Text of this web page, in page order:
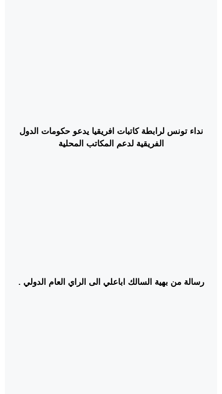
نداء تونس لرابطة كاتبات افريقيا يدعو حكومات الدول
الفريقية لدعم المكاتب المحلية
رسالة من بهية السالك اباعلي الى الراي العام الدولي .